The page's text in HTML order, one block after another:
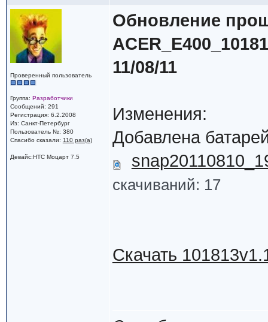
Проверенный пользователь
Группа: Разработчики
Сообщений: 291
Регистрация: 6.2.2008
Из: Санкт-Петербург
Пользователь №: 380
Спасибо сказали: 110 раз(а)
Девайс:HTC Моцарт 7.5
Обновление
11/08/11
Изменения:
Добавлена
скачиваний: 17
Скачать